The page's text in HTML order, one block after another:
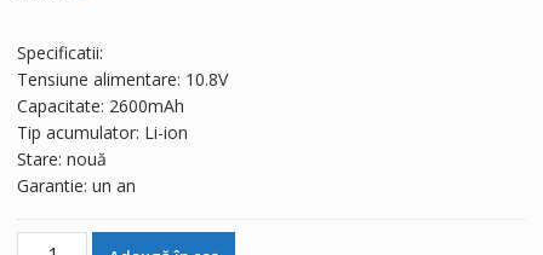
Specificatii:
Tensiune alimentare: 10.8V
Capacitate: 2600mAh
Tip acumulator: Li-ion
Stare: nouă
Garantie: un an
Cantitate